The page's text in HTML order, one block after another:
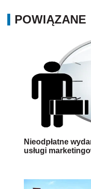
POWIĄZANE
Nieodpłatne
usługi